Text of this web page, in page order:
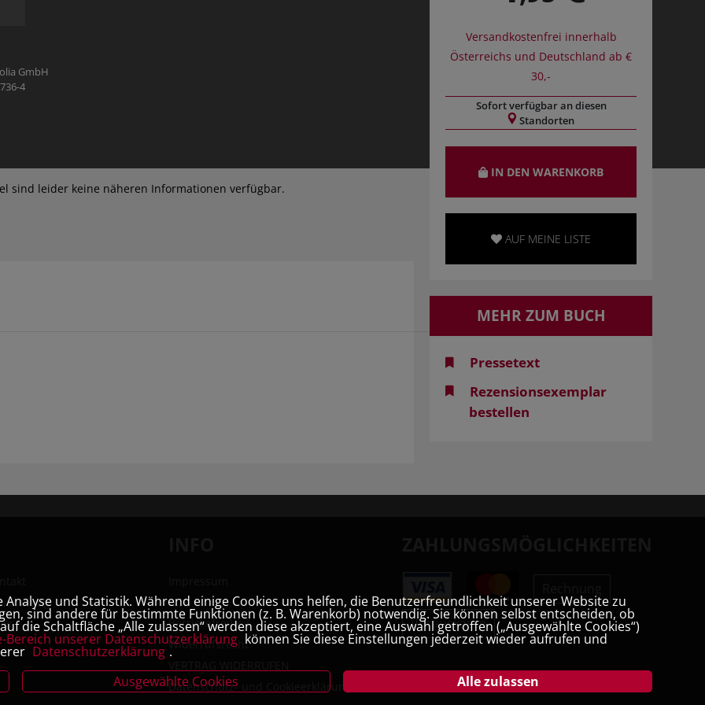
GmbH
4
sind leider keine näheren Informationen verfügbar.
Versandkostenfrei innerhalb
Österreichs und Deutschland ab €
30,-
Sofort verfügbar an diesen
Standorten
IN DEN WARENKORB
AUF MEINE LISTE
MEHR ZUM BUCH
Pressetext
Rezensionsexemplar
bestellen
AGB
Barrierefreiheit
Widerrufsrecht
Datenschutz- und Cookieerklärung
Vorauskasse
und Statistik. Während einige Cookies uns helfen, die Benutzerfreundlichkeit unserer Website zu
sind andere für bestimmte Funktionen (z. B. Warenkorb) notwendig. Sie können selbst entscheiden, ob
die Schaltfläche „Alle zulassen“ werden diese akzeptiert, eine Auswahl getroffen („Ausgewählte Cookies“)
Bereich unserer Datenschutzerklärung können Sie diese Einstellungen jederzeit wieder aufrufen und
Datenschutzerklärung .
Ausgewählte Cookies Alle zulassen